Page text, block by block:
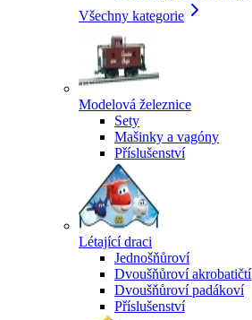
Všechny kategorie
Modelová železnice
Sety
Mašinky a vagóny
Příslušenství
Létající draci
Jednošňůroví
Dvoušňůroví akrobatičtí
Dvoušňůroví padákoví
Příslušenství